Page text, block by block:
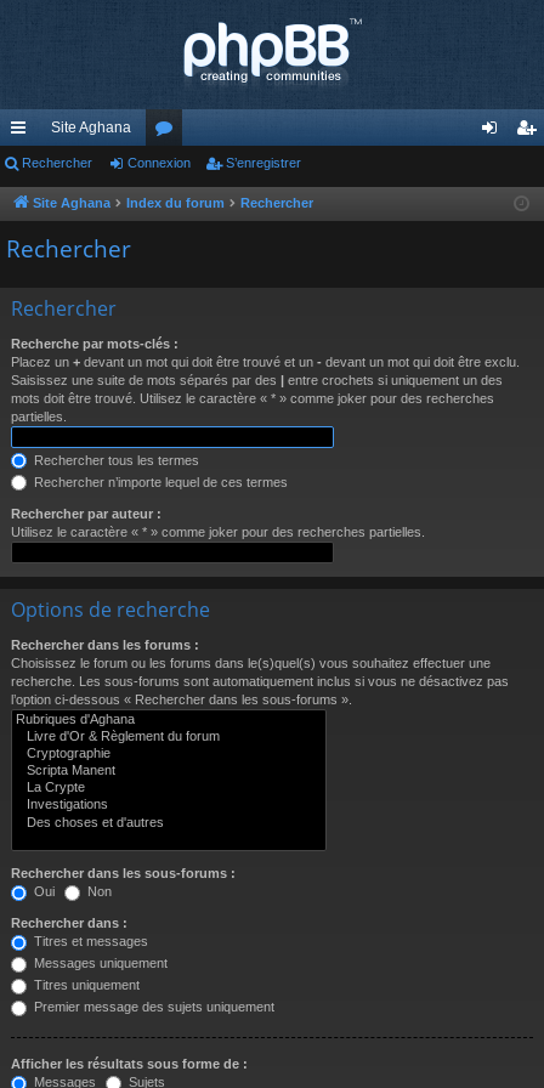
cc
ès
ra
de
Site Aghana
or
u nr
Rechercher Connexion S’enregistrer
Site Aghana Index du forum Rechercher
Rechercher
Rechercher
Recherche par mots-clés :
Placez un + devant un mot qui doit être trouvé et un - devant un mot qui doit être exclu.
Saisissez une suite de mots séparés par des | entre crochets si uniquement un des
mots doit être trouvé. Utilisez le caractère « * » comme joker pour des recherches
partielles.
Rechercher tous les termes
Rechercher n’importe lequel de ces termes
Rechercher par auteur :
Utilisez le caractère « * » comme joker pour des recherches partielles.
Options de recherche
Rechercher dans les forums :
Choisissez le forum ou les forums dans le(s)quel(s) vous souhaitez effectuer une
recherche. Les sous-forums sont automatiquement inclus si vous ne désactivez pas
l’option ci-dessous « Rechercher dans les sous-forums ».
Rechercher dans les sous-forums :
Oui
Non
Rechercher dans :
Titres et messages
Messages uniquement
Titres uniquement
Premier message des sujets uniquement
Afficher les résultats sous forme de :
Messages
Sujets